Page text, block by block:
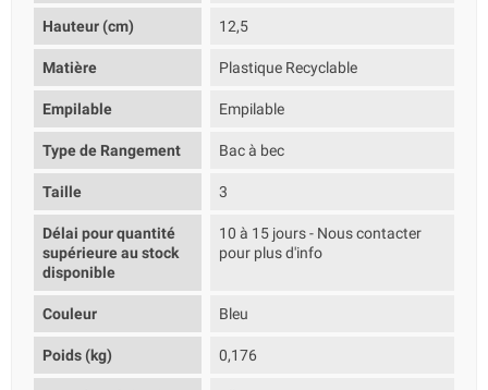
Hauteur (cm) 12,5
Matière Plastique Recyclable
Empilable Empilable
Type de Rangement Bac à bec
Taille 3
Délai pour quantité
supérieure au stock
disponible
10 à 15 jours - Nous contacter
pour plus d'info
Couleur Bleu
Poids (kg) 0,176